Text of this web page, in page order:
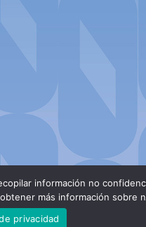
información no
más información
privacidad